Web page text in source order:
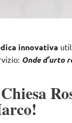
innovativa
Onde d’urto